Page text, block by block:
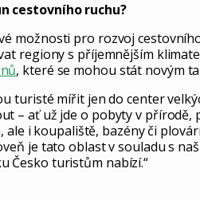
cestovního ruchu?
možnosti pro rozvoj
regiony s příjemnějším
, které se mohou stát novým
turisté mířit jen do center
– ať už jde o pobyty v přírodě,
i koupaliště, bazény či
je tato oblast v souladu s
Česko turistům nabízí.“